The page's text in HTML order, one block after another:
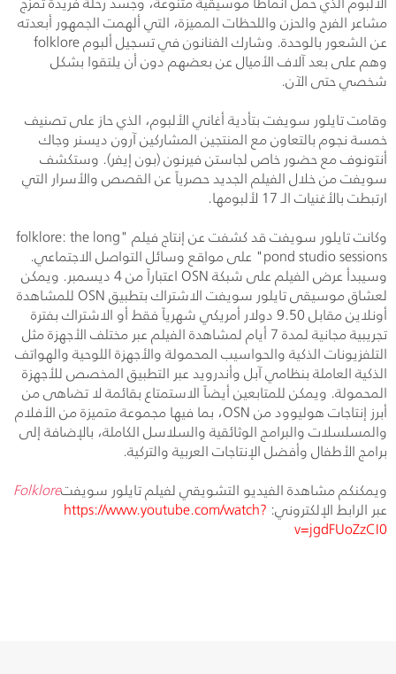
مشاعر الفرح والحزن واللحظات المميزة، التي ألهمت الجمهور أبعدته
عن الشعور بالوحدة. وشارك الفنانون في تسجيل ألبومfolklore
وهم على بعد آلاف الأميال عن بعضهم دون أن يلتقوا بشكل
شخصي حتى الآن.
وقامت تايلور سويفت بتأدية أغاني الألبوم، الذي حاز على تصنيف
خمسة نجوم بالتعاون مع المنتجين المشاركين آرون ديسنر وجاك
أنتونوف مع حضور خاص لجاستن فيرنون (بون إيفر). وستكشف
سويفت من خلال الفيلم الجديد حصرياً عن القصص والأسرار التي
ارتبطت بالأغنيات الـ 17 لألبومها.
وكانت تايلور سويفت قد كشفت عن إنتاج فيلم "folklore: the long
pond studio sessions" على مواقع وسائل التواصل الاجتماعي.
وسيبدأ عرض الفيلم على شبكةOSN اعتباراً من 4 ديسمبر. ويمكن
لعشاق موسيقى تايلور سويفت الاشتراك بتطبيقOSNللمشاهدة
أونلاين مقابل 9.50 دولار أمريكي شهرياً فقط أو الاشتراك بفترة
تجريبية مجانية لمدة 7 أيام لمشاهدة الفيلم عبر مختلف الأجهزة مثل
التلفزيونات الذكية والحواسيب المحمولة والأجهزة اللوحية والهواتف
الذكية العاملة بنظامي آبل وأندرويد عبر التطبيق المخصص للأجهزة
المحمولة. ويمكن للمتابعين أيضاً الاستمتاع بقائمة لا تضاهى من
أبرز إنتاجات هوليوود منOSN، بما فيها مجموعة متميزة من الأفلام
والمسلسلات والبرامج الوثائقية والسلاسل الكاملة، بالإضافة إلى
برامج الأطفال وأفضل الإنتاجات العربية والتركية.
ويمكنكم مشاهدة الفيديو التشويقي لفيلم تايلور سويفتFolklore
عبر الرابط الإلكتروني: https://www.youtube.com/watch?
v=jgdFUoZzCI0